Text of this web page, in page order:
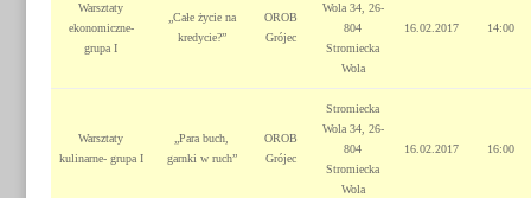
Warsztaty
ekonomiczne-
grupa I
„Całe życie na
kredycie?”
OROB
Grójec
Wola 34, 26-
804
Stromiecka
Wola
16.02.2017 14:00
Warsztaty
kulinarne- grupa I
„Para buch,
garnki w ruch”
OROB
Grójec
Stromiecka
Wola 34, 26-
804
Stromiecka
Wola
16.02.2017 16:00